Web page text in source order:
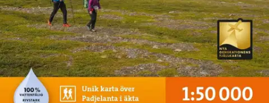
Näytä lisää tuotekuvausta
Ominaisuudet